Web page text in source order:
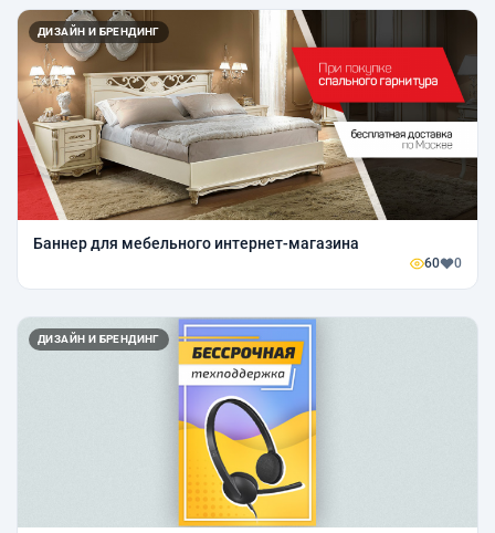
ДИЗАЙН И БРЕНДИНГ
Баннер для мебельного интернет-магазина
60 0
ДИЗАЙН И БРЕНДИНГ